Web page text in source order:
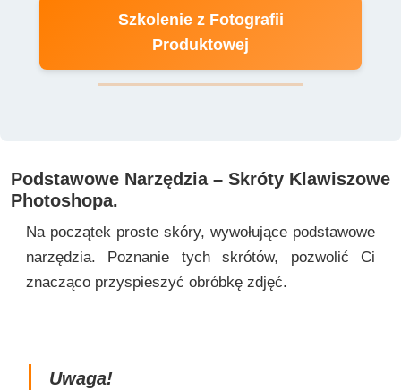
Szkolenie z Fotografii
Produktowej
Podstawowe Narzędzia – Skróty Klawiszowe
Photoshopa.
Na początek proste skóry, wywołujące podstawowe
narzędzia. Poznanie tych skrótów, pozwolić Ci
znacząco przyspieszyć obróbkę zdjęć.
Uwaga!